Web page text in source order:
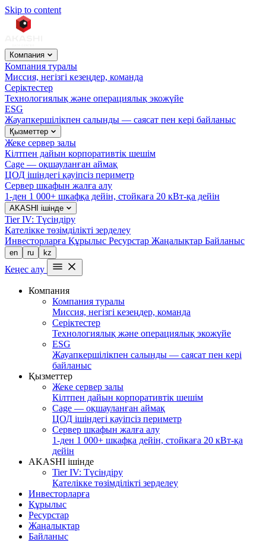
Skip to content
Компания
Компания туралы
Миссия, негізгі кезеңдер, команда
Серіктестер
Технологиялық және операциялық экожүйе
ESG
Жауапкершілікпен салынды — саясат пен кері байланыс
Қызметтер
Жеке сервер залы
Кілтпен дайын корпоративтік шешім
Cage — оқшауланған аймақ
ЦОД ішіндегі қауіпсіз периметр
Сервер шкафын жалға алу
1-ден 1 000+ шкафқа дейін, стойкаға 20 кВт-қа дейін
AKASHI ішінде
Tier IV: Түсіндіру
Қателікке төзімділікті зерделеу
Инвесторларға Құрылыс Ресурстар Жаңалықтар Байланыс
en ru kz
Кеңес алу
Компания
Компания туралы
Миссия, негізгі кезеңдер, команда
Серіктестер
Технологиялық және операциялық экожүйе
ESG
Жауапкершілікпен салынды — саясат пен кері
байланыс
Қызметтер
Жеке сервер залы
Кілтпен дайын корпоративтік шешім
Cage — оқшауланған аймақ
ЦОД ішіндегі қауіпсіз периметр
Сервер шкафын жалға алу
1-ден 1 000+ шкафқа дейін, стойкаға 20 кВт-қа
дейін
AKASHI ішінде
Tier IV: Түсіндіру
Қателікке төзімділікті зерделеу
Инвесторларға
Құрылыс
Ресурстар
Жаңалықтар
Байланыс